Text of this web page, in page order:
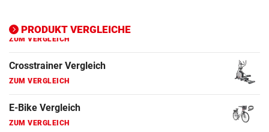
PRODUKT VERGLEICHE
Ergometer Vergleich
Fahrrad Test
Fahrradanhänger Vergleich